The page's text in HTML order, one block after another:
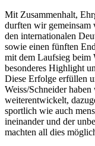
Mit Zusammenhalt,
durften wir gemeinsam
den internationalen
sowie einen fünften
mit dem Laufsieg beim
besonderes Highlight
Diese Erfolge erfüllen
Weiss/Schneider
weiterentwickelt,
sportlich wie auch
ineinander und der
machten all dies